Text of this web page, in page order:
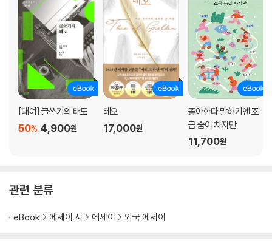
[대여] 글쓰기의 태도
4,900원
50%
테오
17,000원
좋아한다 말하기엔 조
금 숨이 차지만
11,700원
관련 분류
eBook 에세이 시 에세이 외국 에세이